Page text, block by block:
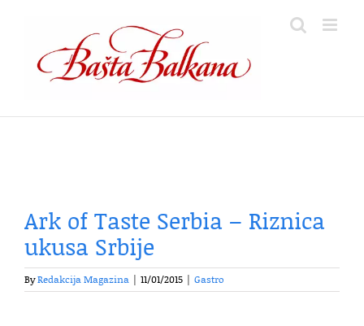
content
Ark of Taste Serbia – Riznica
ukusa Srbije
ByRedakcija Magazina 11/01/2015 Gastro